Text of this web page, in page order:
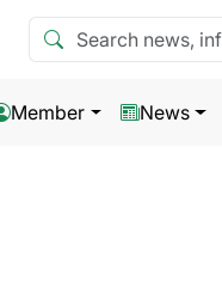
Search news
Member News